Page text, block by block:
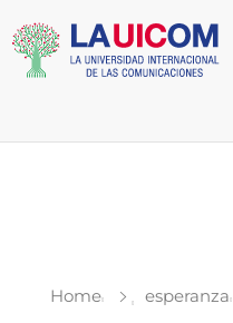
Home esperanza